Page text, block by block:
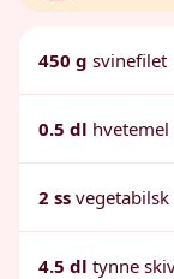
450 g svinefilet
0.5 dl hvetemel
2 ss
4.5 dl tynne